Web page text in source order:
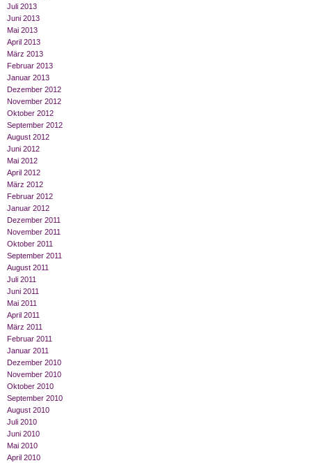
Juli 2013
Juni 2013
Mai 2013
April 2013
März 2013
Februar 2013
Januar 2013
Dezember 2012
November 2012
Oktober 2012
September 2012
August 2012
Juni 2012
Mai 2012
April 2012
März 2012
Februar 2012
Januar 2012
Dezember 2011
November 2011
Oktober 2011
September 2011
August 2011
Juli 2011
Juni 2011
Mai 2011
April 2011
März 2011
Februar 2011
Januar 2011
Dezember 2010
November 2010
Oktober 2010
September 2010
August 2010
Juli 2010
Juni 2010
Mai 2010
April 2010